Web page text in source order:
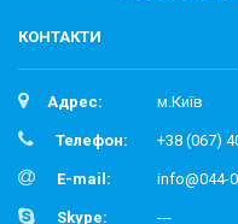
КОНТАКТИ
Адрес: м.Київ
Телефон: +38 (067)
E-mail: info@044-
Skype: ---